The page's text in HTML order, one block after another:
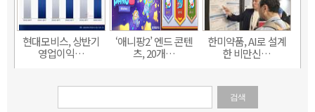
현대모비스, 상반기
영업이익…
‘애니팡2’ 엔드 콘텐
츠, 20개…
한미약품, AI로 설계
한 비만신…
검색